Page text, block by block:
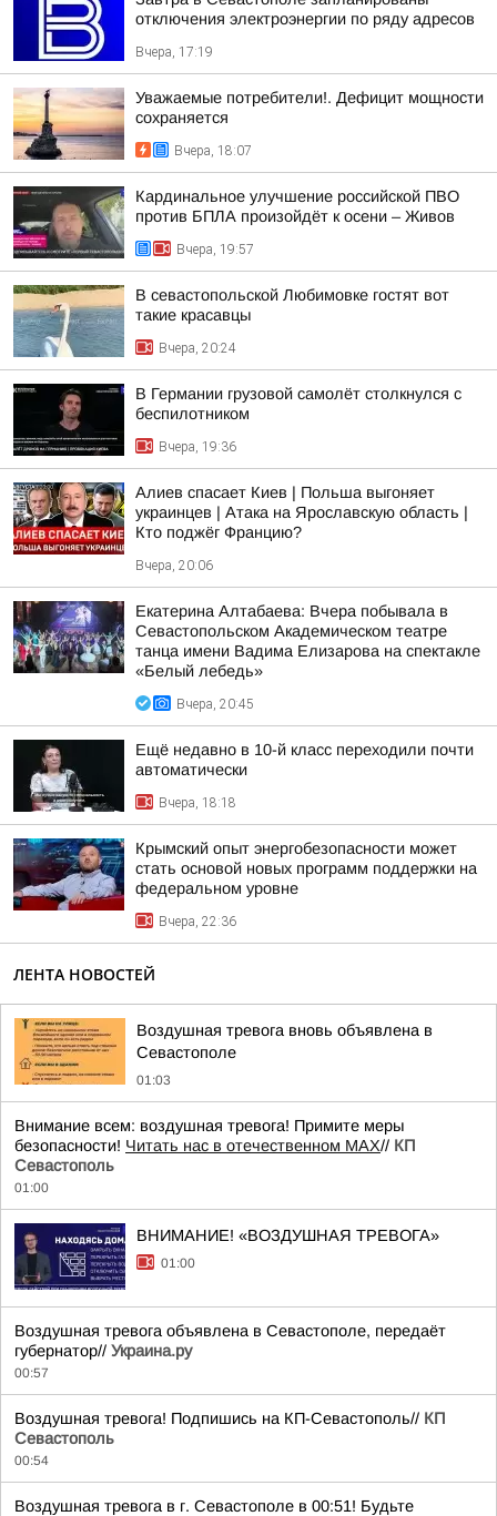
отключения электроэнергии по ряду адресов
Вчера, 17:19
Уважаемые потребители!. Дефицит мощности
сохраняется
Вчера, 18:07
Кардинальное улучшение российской ПВО
против БПЛА произойдёт к осени – Живов
Вчера, 19:57
В севастопольской Любимовке гостят вот
такие красавцы
Вчера, 20:24
В Германии грузовой самолёт столкнулся с
беспилотником
Вчера, 19:36
Алиев спасает Киев | Польша выгоняет
украинцев | Атака на Ярославскую область |
Кто поджёг Францию?
Вчера, 20:06
Екатерина Алтабаева: Вчера побывала в
Севастопольском Академическом театре
танца имени Вадима Елизарова на спектакле
«Белый лебедь»
Вчера, 20:45
Ещё недавно в 10-й класс переходили почти
автоматически
Вчера, 18:18
Крымский опыт энергобезопасности может
стать основой новых программ поддержки на
федеральном уровне
Вчера, 22:36
ЛЕНТА НОВОСТЕЙ
Воздушная тревога вновь объявлена в
Севастополе
01:03
Внимание всем: воздушная тревога! Примите меры
безопасности! Читать нас в отечественном MAX// КП
Севастополь
01:00
ВНИМАНИЕ! «ВОЗДУШНАЯ ТРЕВОГА»
01:00
Воздушная тревога объявлена в Севастополе, передаёт
губернатор// Украина.ру
00:57
Воздушная тревога! Подпишись на КП-Севастополь// КП
Севастополь
00:54
Воздушная тревога в г. Севастополе в 00:51! Будьте